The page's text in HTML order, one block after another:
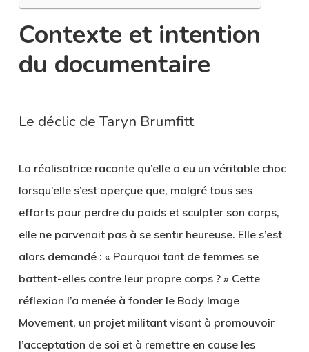
Contexte et intention
du documentaire
Le déclic de Taryn Brumfitt
La réalisatrice raconte qu’elle a eu un véritable choc
lorsqu’elle s’est aperçue que, malgré tous ses
efforts pour perdre du poids et sculpter son corps,
elle ne parvenait pas à se sentir heureuse. Elle s’est
alors demandé : « Pourquoi tant de femmes se
battent-elles contre leur propre corps ? » Cette
réflexion l’a menée à fonder le Body Image
Movement, un projet militant visant à promouvoir
l’acceptation de soi et à remettre en cause les